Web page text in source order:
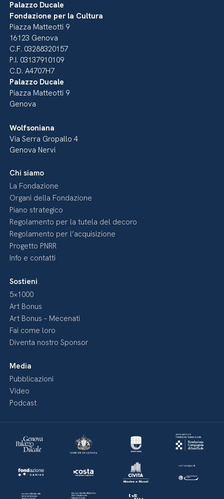
Palazzo Ducale
Fondazione per la Cultura
Piazza Matteotti 9
16123 Genova
C.F. 03288320157
P.I. 03137910109
C.D. A4707H7
Palazzo Ducale
Piazza Matteotti 9
Genova
Wolfsoniana
Via Serra Gropallo 4
Genova Nervi
Chi siamo
La Fondazione
Organi della Fondazione
Piano strategico
Regolamento per la tutela del decoro
Regolamento per l’acquisizione
Progetto PNRR
Info e contatti
Sostieni
5×1000
Art Bonus
Art Bonus – Mecenati
Fai come loro
Diventa nostro Sponsor
Media
Pubblicazioni
Video
Podcast